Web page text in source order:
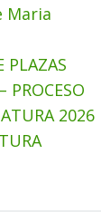
Maria
PLAZAS
PROCESO
2026